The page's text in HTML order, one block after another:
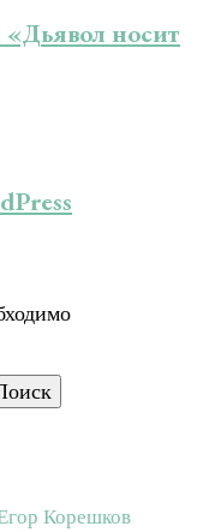
носит
Корешков